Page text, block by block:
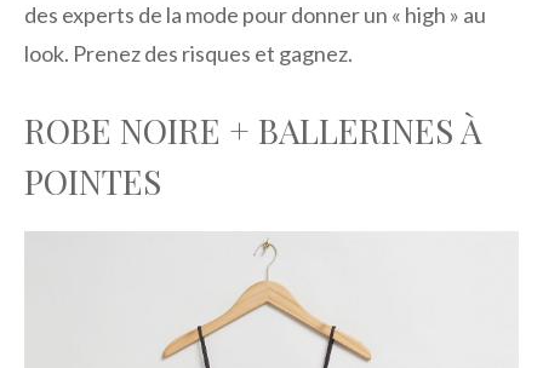
des experts de la mode pour donner un « high » au
look. Prenez des risques et gagnez.
ROBE NOIRE + BALLERINES À
POINTES